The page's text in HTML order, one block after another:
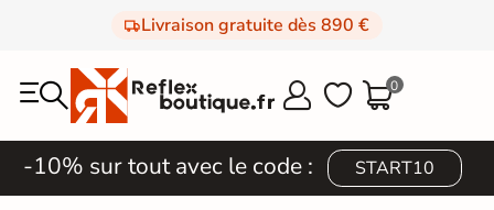
Livraison gratuite dès 890 €
  0
-10% sur tout avec le code : START10